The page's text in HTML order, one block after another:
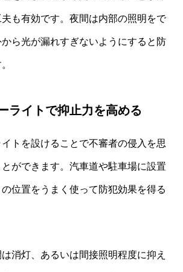
も有効です。夜間は内部の照明をで
ら光が漏れすぎないようにすると防
ライトで抑止力を高める
トを設けることで不審者の侵入を思
ができます。汽車道や駐車場に設置
位置をうまく使って防犯効果を得る
消灯、あるいは間接照明程度に抑え